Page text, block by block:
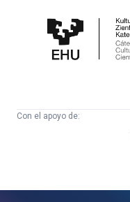
Cultura
Científica
Con el apoyo de: